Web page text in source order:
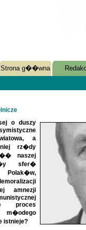
Strona g��wna
o duszy
a
rz�dy
naszej
sfer�
amnezji
proces
istnieje?